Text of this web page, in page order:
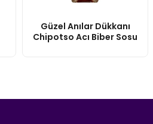
Güzel Anılar Dükkanı
Chipotso Acı Biber Sosu